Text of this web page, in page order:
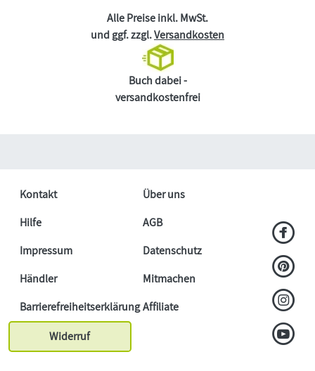
Alle Preise inkl. MwSt.
und ggf. zzgl.Versandkosten
Buch dabei -
versandkostenfrei
Kontakt
Über uns
Hilfe
AGB
Impressum
Datenschutz
Händler
Mitmachen
BarrierefreiheitserklärungAffiliate
Widerruf